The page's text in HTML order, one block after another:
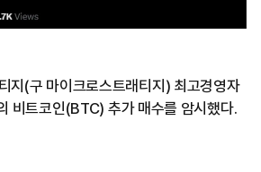
지(구 마이크로스트래티지) 최고경영자
비트코인(BTC) 추가 매수를 암시했다.